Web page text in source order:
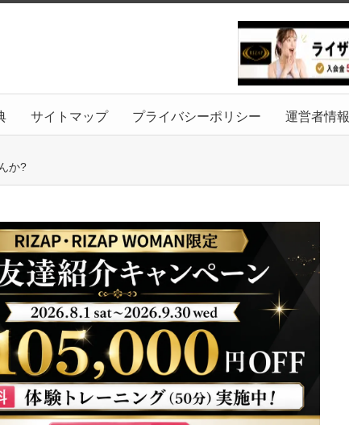
サイトマップ プライバシーポリシー 運営者情報
か?